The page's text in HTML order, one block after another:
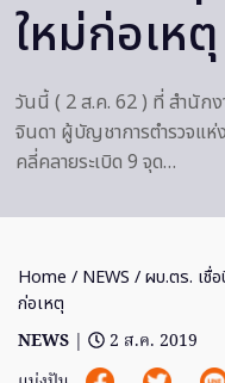
ใหม่ก่อเหตุ
วันนี้ ( 2 ส.ค. 62 ) ที่ สำนัก
จินดา ผู้บัญชาการตำรวจแห่
คลี่คลายระเบิด 9 จุด…
Home / NEWS / ผบ.ตร. เชื่
ก่อเหตุ
NEWS |
2 ส.ค. 2019